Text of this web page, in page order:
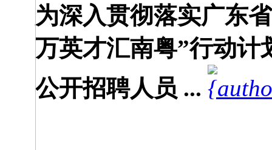
为深入贯彻落实广东
万英才汇南粤”行动计
公开招聘人员 ...